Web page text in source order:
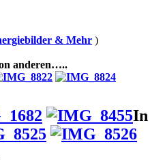
& Mehr )
anderen…..
In